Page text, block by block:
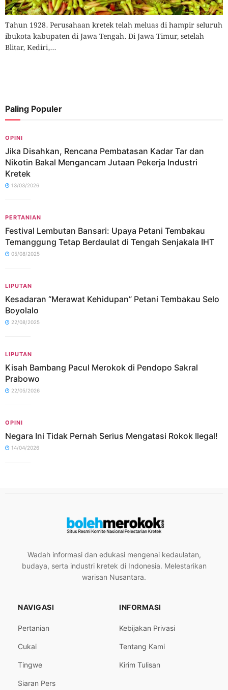
Tahun 1928. Perusahaan kretek telah meluas di hampir seluruh
ibukota kabupaten di Jawa Tengah. Di Jawa Timur, setelah
Blitar, Kediri,...
Paling Populer
OPINI
Jika Disahkan, Rencana Pembatasan Kadar Tar dan
Nikotin Bakal Mengancam Jutaan Pekerja Industri
Kretek
13/03/2026
PERTANIAN
Festival Lembutan Bansari: Upaya Petani Tembakau
Temanggung Tetap Berdaulat di Tengah Senjakala IHT
05/08/2025
LIPUTAN
Kesadaran “Merawat Kehidupan” Petani Tembakau Selo
Boyolalo
22/08/2025
LIPUTAN
Kisah Bambang Pacul Merokok di Pendopo Sakral
Prabowo
22/05/2026
OPINI
Negara Ini Tidak Pernah Serius Mengatasi Rokok Ilegal!
14/04/2026
Wadah informasi dan edukasi mengenai kedaulatan,
budaya, serta industri kretek di Indonesia. Melestarikan
warisan Nusantara.
NAVIGASI
Pertanian
Cukai
Tingwe
Siaran Pers
INFORMASI
Kebijakan Privasi
Tentang Kami
Kirim Tulisan